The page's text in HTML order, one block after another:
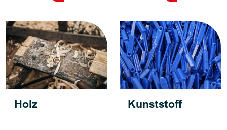
Holz Kunststoff